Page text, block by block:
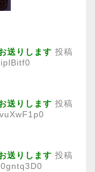
送りします 投稿
送りします 投稿
送りします 投稿